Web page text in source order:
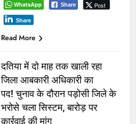
WhatsApp Share Post
Share
Read More
दतिया में दो माह तक खाली रहा
जिला आबकारी अधिकारी का
पद! चुनाव के दौरान पड़ोसी जिले के
भरोसे चला सिस्टम, बारोड़ पर
कार्रवाई की मांग